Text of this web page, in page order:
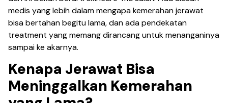
medis yang lebih dalam mengapa kemerahan jerawat
bisa bertahan begitu lama, dan ada pendekatan
treatment yang memang dirancang untuk menanganinya
sampai ke akarnya.
Kenapa Jerawat Bisa
Meninggalkan Kemerahan